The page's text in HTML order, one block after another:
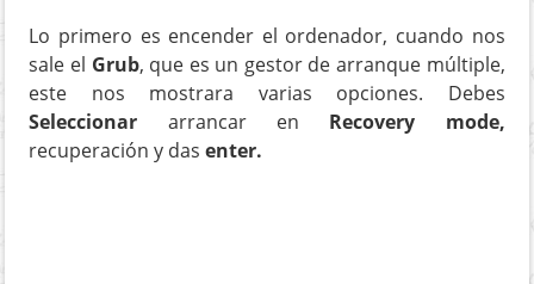
Lo primero es encender el ordenador, cuando nos
sale el Grub, que es un gestor de arranque múltiple,
este nos mostrara varias opciones. Debes
Seleccionar arrancar en Recovery mode,
recuperación y dasenter.